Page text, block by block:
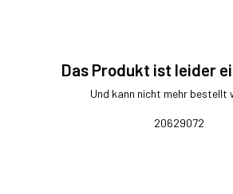
Das Produkt ist leider
Und kann nicht mehr bestellt
20629072